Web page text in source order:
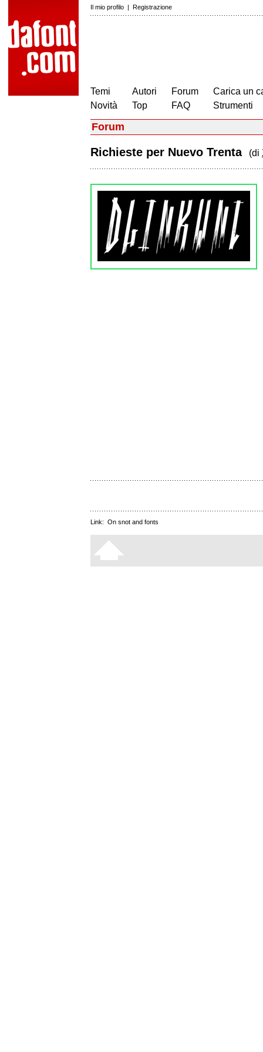
Il mio profilo | Registrazione
Temi
Novità
Autori
Top
Forum
FAQ
Carica un
Strumenti
Forum
Richieste per Nuevo Trenta (di
Link: On snot and fonts